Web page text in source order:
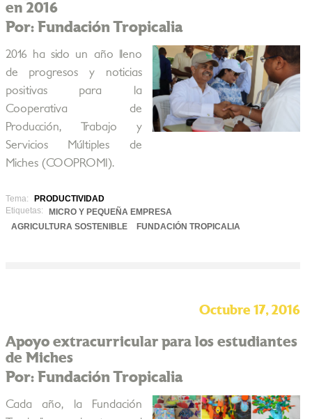
en 2016
Por: Fundación Tropicalia
2016 ha sido un año lleno
de progresos y noticias
positivas para la
Cooperativa de
Producción, Trabajo y
Servicios Múltiples de
Miches (COOPROMI).
Tema:
PRODUCTIVIDAD
Etiquetas:
MICRO Y PEQUEÑA EMPRESA
AGRICULTURA SOSTENIBLE
FUNDACIÓN TROPICALIA
Octubre 17, 2016
Apoyo extracurricular para los estudiantes
de Miches
Por: Fundación Tropicalia
Cada año, la Fundación